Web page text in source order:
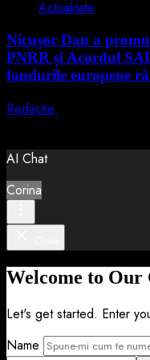
Actualitate
Nicușor Dan a
PNRR și Acordul
fondurile europene
Redactie
AI Chat
Corina
Welcome to Our
Let's get started. Enter
Name